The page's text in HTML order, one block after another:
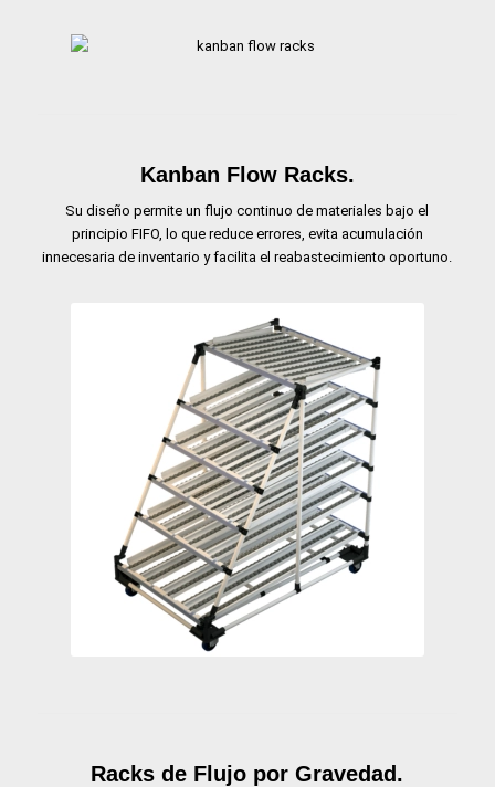
Kanban Flow Racks.
Su diseño permite un flujo continuo de materiales bajo el
principio FIFO, lo que reduce errores, evita acumulación
innecesaria de inventario y facilita el reabastecimiento oportuno.
Racks de Flujo por Gravedad.